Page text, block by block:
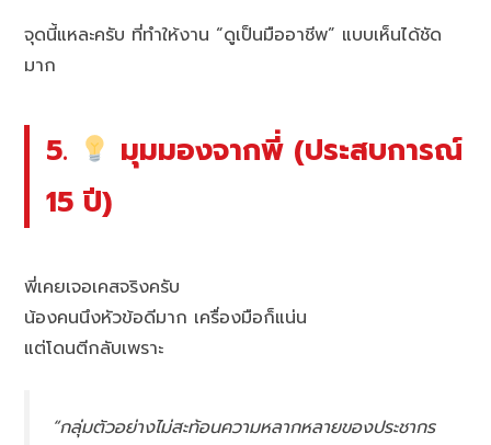
จุดนี้แหละครับ ที่ทำให้งาน “ดูเป็นมืออาชีพ” แบบเห็นได้ชัด
มาก
5.
มุมมองจากพี่ (ประสบการณ์
15 ปี)
พี่เคยเจอเคสจริงครับ
น้องคนนึงหัวข้อดีมาก เครื่องมือก็แน่น
แต่โดนตีกลับเพราะ
“กลุ่มตัวอย่างไม่สะท้อนความหลากหลายของประชากร